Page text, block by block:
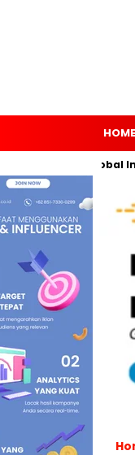
HOME
The Global Impact